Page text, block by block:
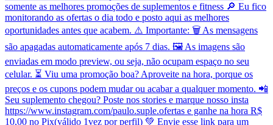
somente as melhores promoções de suplementos e fitness 🔎 Eu fico
monitorando as ofertas o dia todo e posto aqui as melhores
oportunidades antes que acabem. ⚠️ Importante: 🗑️ As mensagens
são apagadas automaticamente após 7 dias. 🖼️ As imagens são
enviadas em modo preview, ou seja, não ocupam espaço no seu
celular. ⏳ Viu uma promoção boa? Aproveite na hora, porque os
preços e os cupons podem mudar ou acabar a qualquer momento. 📲
Seu suplemento chegou? Poste nos stories e marque nosso insta
https://www.instagram.com/paulo.suple.ofertas e ganhe na hora R$
10,00 no Pix(válido 1vez por perfil) 💚 Envie esse link para um